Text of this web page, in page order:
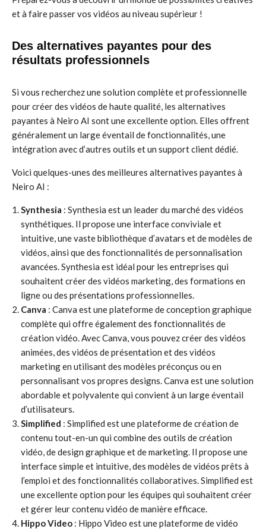
et à faire passer vos vidéos au niveau supérieur !
Des alternatives payantes pour des
résultats professionnels
Si vous recherchez une solution complète et professionnelle
pour créer des vidéos de haute qualité, les alternatives
payantes à Neiro AI sont une excellente option. Elles offrent
généralement un large éventail de fonctionnalités, une
intégration avec d’autres outils et un support client dédié.
Voici quelques-unes des meilleures alternatives payantes à
Neiro AI :
Synthesia : Synthesia est un leader du marché des vidéos
synthétiques. Il propose une interface conviviale et
intuitive, une vaste bibliothèque d’avatars et de modèles de
vidéos, ainsi que des fonctionnalités de personnalisation
avancées. Synthesia est idéal pour les entreprises qui
souhaitent créer des vidéos marketing, des formations en
ligne ou des présentations professionnelles.
Canva : Canva est une plateforme de conception graphique
complète qui offre également des fonctionnalités de
création vidéo. Avec Canva, vous pouvez créer des vidéos
animées, des vidéos de présentation et des vidéos
marketing en utilisant des modèles préconçus ou en
personnalisant vos propres designs. Canva est une solution
abordable et polyvalente qui convient à un large éventail
d’utilisateurs.
Simplified : Simplified est une plateforme de création de
contenu tout-en-un qui combine des outils de création
vidéo, de design graphique et de marketing. Il propose une
interface simple et intuitive, des modèles de vidéos prêts à
l’emploi et des fonctionnalités collaboratives. Simplified est
une excellente option pour les équipes qui souhaitent créer
et gérer leur contenu vidéo de manière efficace.
Hippo Video : Hippo Video est une plateforme de vidéo